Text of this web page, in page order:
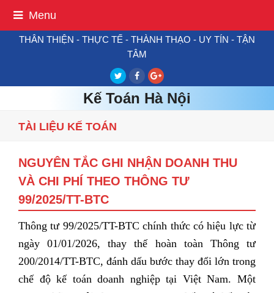
Menu
THÂN THIỆN - THỰC TẾ - THÀNH THẠO - UY TÍN - TẬN
TÂM
TwitterFacebookGoogle
Plus
Kế Toán Hà Nội
TÀI LIỆU KẾ TOÁN
NGUYÊN TẮC GHI NHẬN DOANH THU
VÀ CHI PHÍ THEO THÔNG TƯ
99/2025/TT-BTC
Thông tư 99/2025/TT-BTC chính thức có hiệu lực từ
ngày 01/01/2026, thay thế hoàn toàn Thông tư
200/2014/TT-BTC, đánh dấu bước thay đổi lớn trong
chế độ kế toán doanh nghiệp tại Việt Nam. Một